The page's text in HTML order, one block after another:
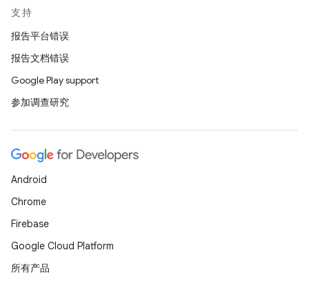
支持
报告平台错误
报告文档错误
Google Play support
参加调查研究
Android
Chrome
Firebase
Google Cloud Platform
所有产品